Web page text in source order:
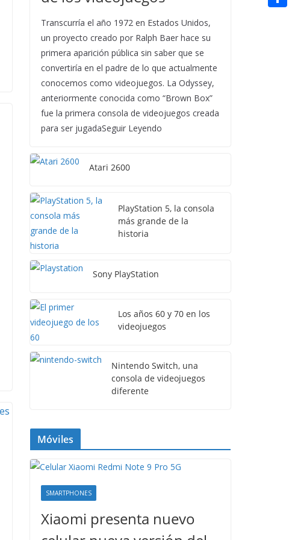
Transcurría el año 1972 en Estados Unidos,
un proyecto creado por Ralph Baer hace su
primera aparición pública sin saber que se
convertiría en el padre de lo que actualmente
conocemos como videojuegos. La Odyssey,
anteriormente conocida como “Brown Box”
fue la primera consola de videojuegos creada
para ser jugadaSeguir Leyendo
Atari 2600
PlayStation 5, la consola
más grande de la
historia
Sony PlayStation
Los años 60 y 70 en los
videojuegos
Nintendo Switch, una
consola de videojuegos
diferente
Móviles
SMARTPHONES
Xiaomi presenta nuevo
n
a